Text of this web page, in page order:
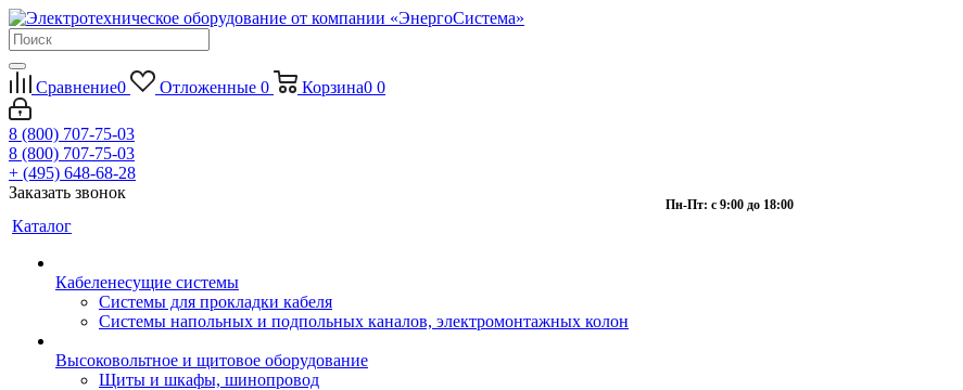
Сравнение0 Отложенные 0 Корзина0 0
8 (800) 707-75-03
8 (800) 707-75-03
+ (495) 648-68-28
Заказать звонок
Пн-Пт: с 9:00 до 18:00
Каталог
Кабеленесущие системы
Системы для прокладки кабеля
Системы напольных и подпольных каналов, электромонтажных колон
Высоковольтное и щитовое оборудование
Щиты и шкафы, шинопровод